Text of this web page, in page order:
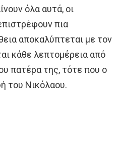
όλα αυτά, οι
πια
αποκαλύπτεται με τον
κάθε λεπτομέρεια από
πατέρα της, τότε που ο
του Νικόλαου.